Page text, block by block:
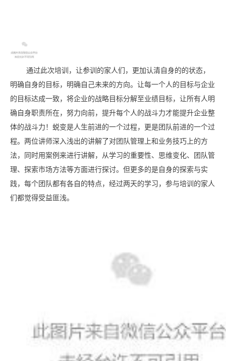
通过此次培训，让参训的家人们，更加认清自身的的状态，
明确自身的目标，明确自己未来的方向。让每一个人的目标与企业
的目标达成一致，将企业的战略目标分解至业绩目标，让所有人明
确自身职责所在，努力向前，提升每个人的战斗力才能提升企业整
体的战斗力！蜕变是人生前进的一个过程，更是团队前进的一个过
程。两位讲师深入浅出的讲解了对团队管理上和业务技巧上的方
法，同时用案例来进行讲解，从学习的重要性、思维变化、团队管
理、探索市场方法等方面进行探讨。但更多的是自身的探索与实
践，每个团队都有各自的特点，经过两天的学习，参与培训的家人
们都觉得受益匪浅。